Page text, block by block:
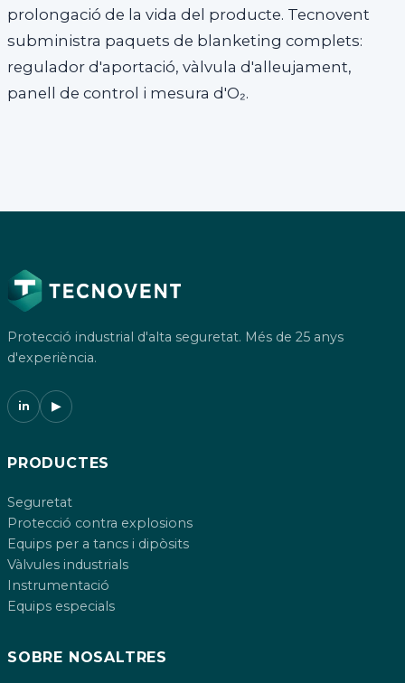
prolongació de la vida del producte. Tecnovent
subministra paquets de blanketing complets:
regulador d'aportació, vàlvula d'alleujament,
panell de control i mesura d'O₂.
Protecció industrial d'alta seguretat. Més de 25 anys
d'experiència.
in ▶
PRODUCTES
Seguretat
Protecció contra explosions
Equips per a tancs i dipòsits
Vàlvules industrials
Instrumentació
Equips especials
SOBRE NOSALTRES